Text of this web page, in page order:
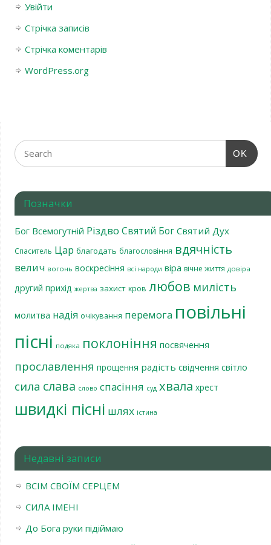
Увійти
Стрічка записів
Стрічка коментарів
WordPress.org
OK
Позначки
Бог Всемогутній Різдво Святий Бог Святий Дух
Спаситель Цар благодать благословіння вдячність
велич вогонь воскресіння всі народи віра вічне життя довіра
другий прихід жертва захист кров любов милість
молитва надія очікування перемога повільні
пісні подяка поклоніння посвячення
прославлення прощення радість свідчення світло
сила слава слово спасіння суд хвала хрест
швидкі пісні шлях істина
Недавні записи
ВСІМ СВОЇМ СЕРЦЕМ
СИЛА ІМЕНІ
До Бога руки підіймаю